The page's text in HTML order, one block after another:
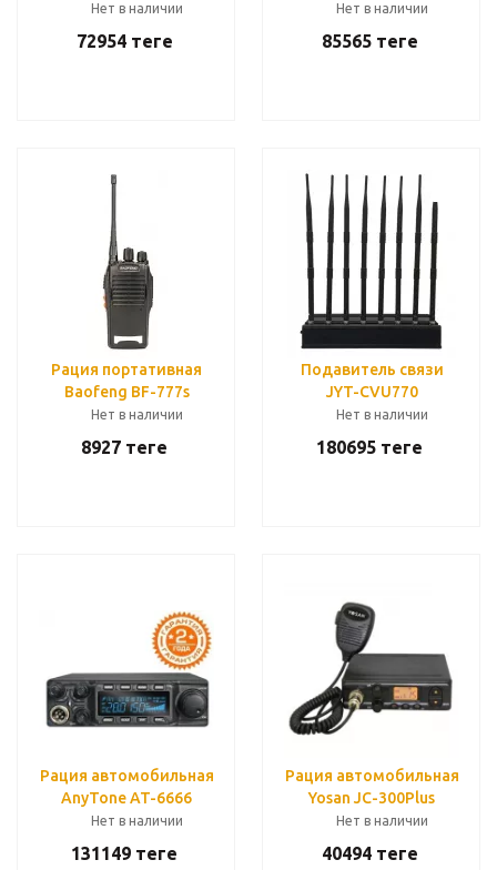
Нет в наличии
72954теңге
Нет в наличии
85565теңге
Рация портативная
Baofeng BF-777s
Нет в наличии
8927 теңге
Подавитель связи
JYT-CVU770
Нет в наличии
180695 теңге
Рация автомобильная
AnyTone AT-6666
Нет в наличии
131149 теңге
Рация автомобильная
Yosan JC-300Plus
Нет в наличии
40494теңге